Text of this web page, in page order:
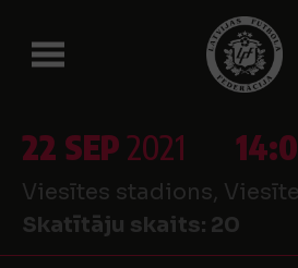
22 SEP2021
Viesītes stadions, Viesīte
Skatītāju skaits: 20